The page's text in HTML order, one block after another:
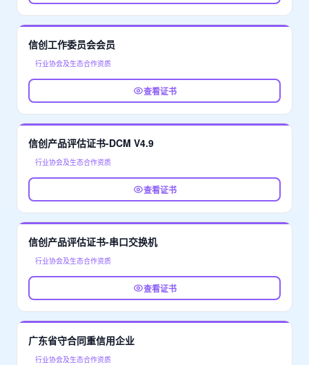
信创工作委员会会员
行业协会及生态合作资质
查看证书
信创产品评估证书-DCM V4.9
行业协会及生态合作资质
查看证书
信创产品评估证书-串口交换机
行业协会及生态合作资质
查看证书
广东省守合同重信用企业
行业协会及生态合作资质